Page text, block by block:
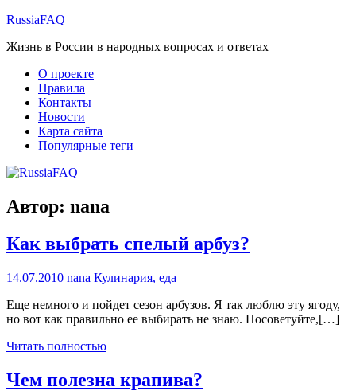
Перейти
содержимому
RussiaFAQ
Жизнь в России в народных вопросах и ответах
О проекте
Правила
Контакты
Новости
Карта сайта
Популярные теги
Автор: nana
Как выбрать спелый арбуз?
14.07.2010 nana Кулинария, еда
Еще немного и пойдет сезон арбузов. Я так люблю эту ягоду,
но вот как правильно ее выбирать не знаю. Посоветуйте,[…]
Читать полностью
Чем полезна крапива?